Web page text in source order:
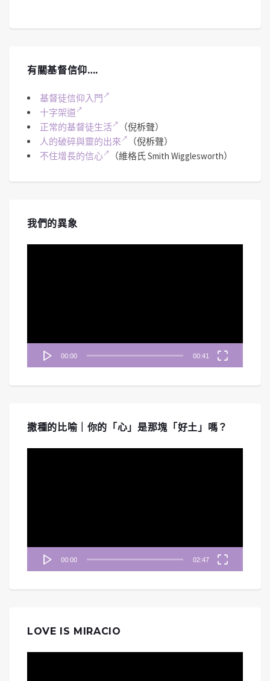
有關基督信仰….
基督徒信仰入門
十字架道
正常的基督徒生活
（倪柝聲）
人的破碎與靈的出來
（倪柝聲）
不住增長的信心
（維格氏 Smith Wigglesworth）
我們的異象
00:00 00:41
撒種的比喻｜你的「心」是那塊「好土」嗎？
00:00 02:47
LOVE IS MIRACIO